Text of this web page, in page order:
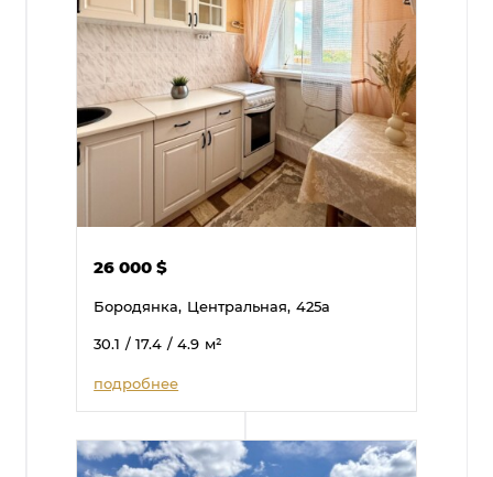
26 000$
Бородянка, Центральная, 425а
30.1 / 17.4 / 4.9 м²
подробнее